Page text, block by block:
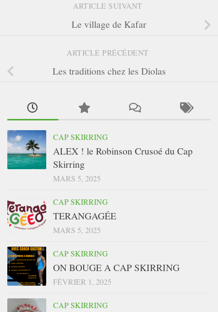
ARTICLE SUIVANT
Le village de Kafar
ARTICLE PRÉCÉDENT
Les traditions chez les Diolas
CAP SKIRRING
ALEX ! le Robinson Crusoé du Cap
Skirring
MARS 5, 2025
CAP SKIRRING
TERANGAGÉE
MARS 5, 2025
CAP SKIRRING
ON BOUGE A CAP SKIRRING
FÉVRIER 1, 2025
CAP SKIRRING